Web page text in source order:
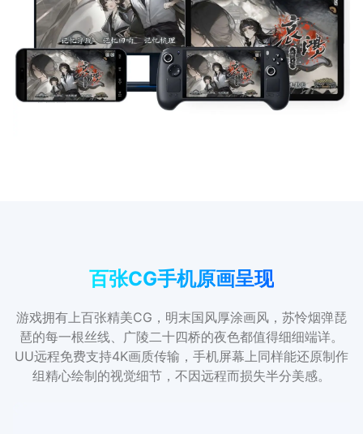
百张CG手机原画呈现
游戏拥有上百张精美CG，明末国风厚涂画风，苏怜烟弹琵
琶的每一根丝线、广陵二十四桥的夜色都值得细细端详。
UU远程免费支持4K画质传输，手机屏幕上同样能还原制作
组精心绘制的视觉细节，不因远程而损失半分美感。